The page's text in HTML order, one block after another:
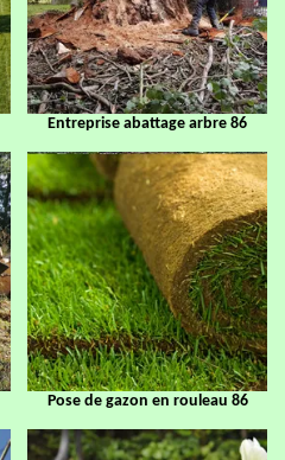
Entreprise abattage arbre 86
Pose de gazon en rouleau 86